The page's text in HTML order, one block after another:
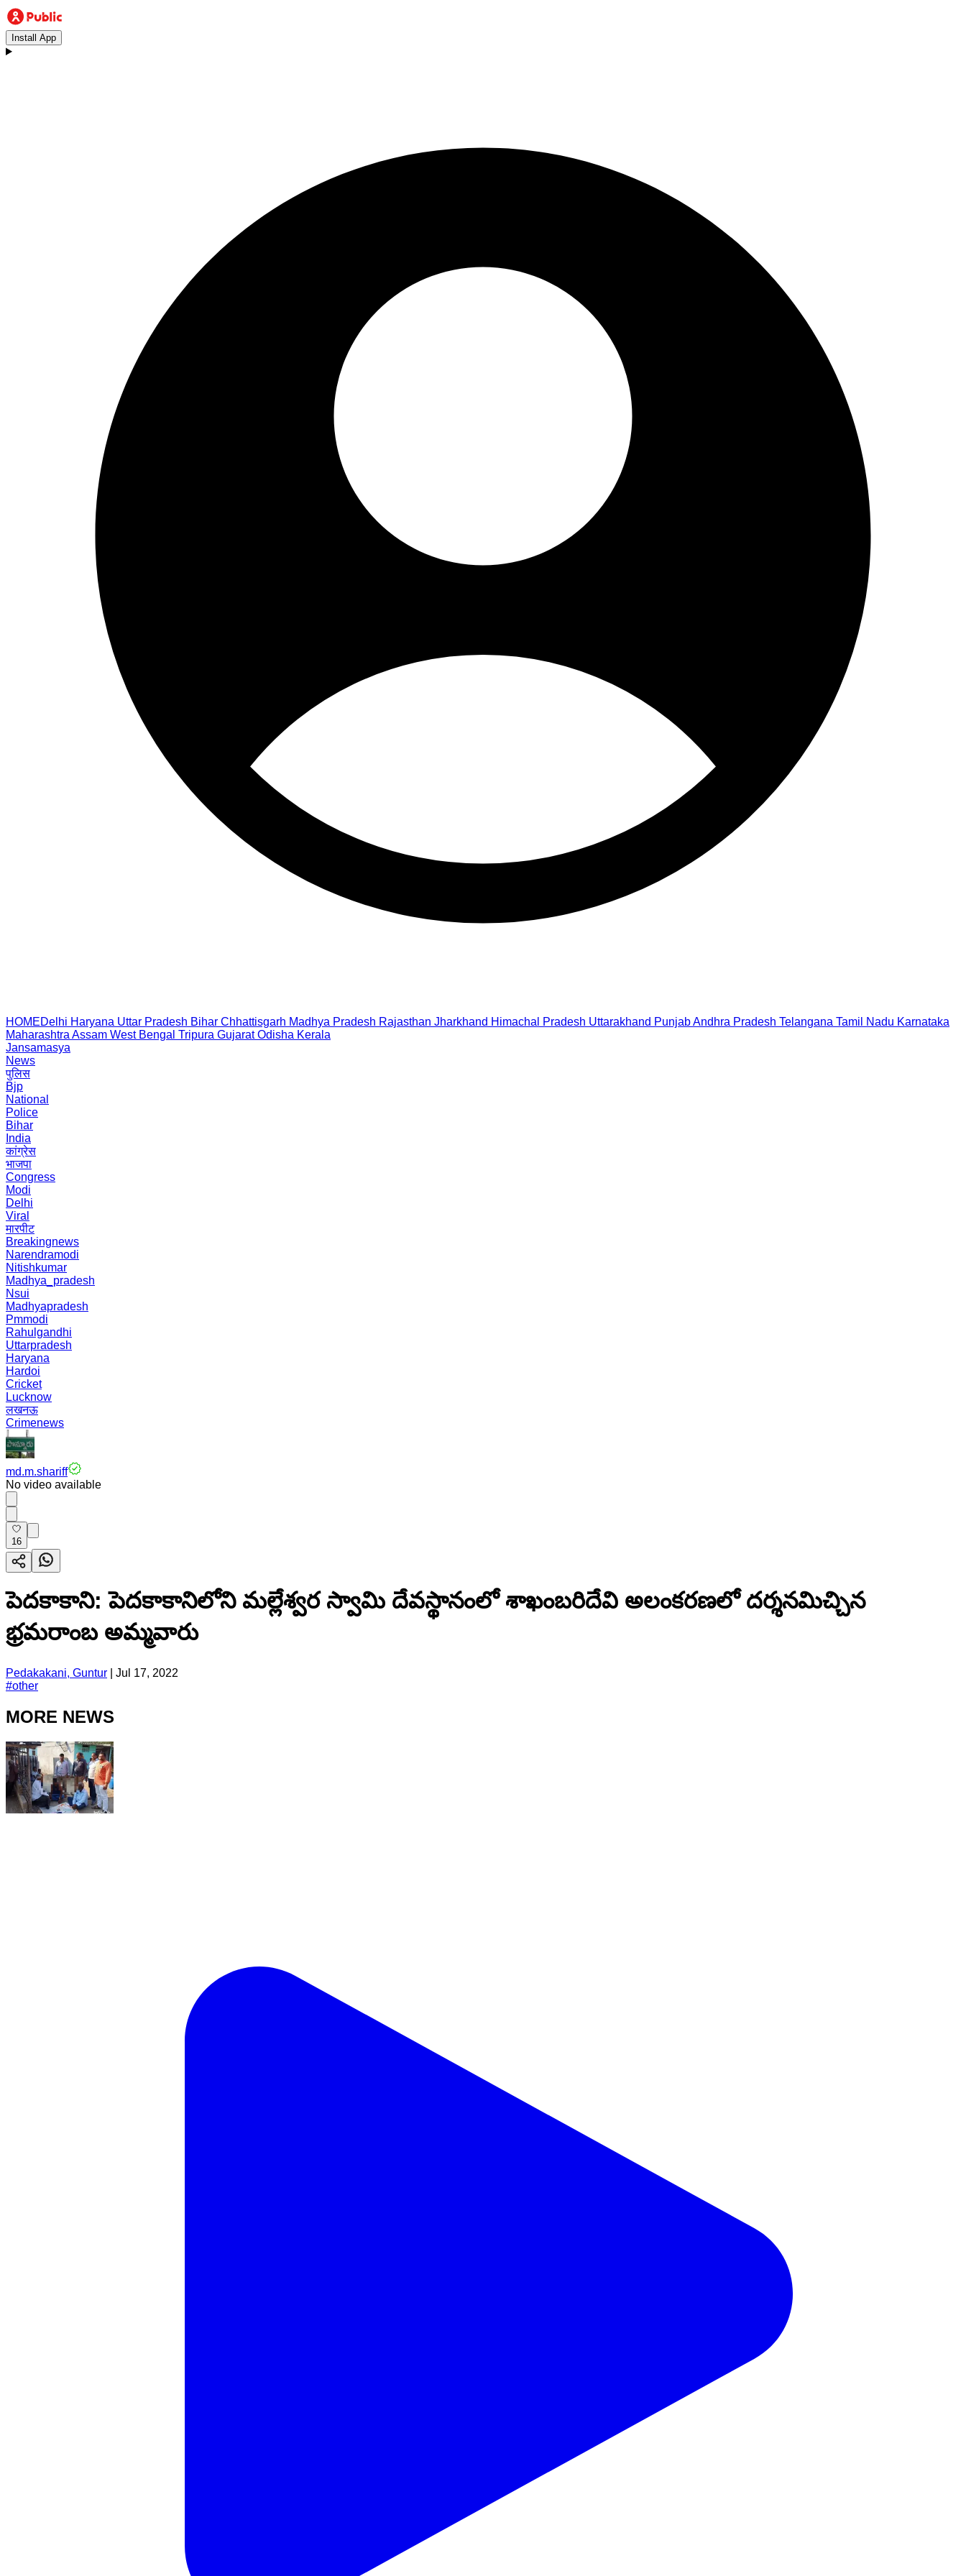
Install App
HOMEDelhi Haryana Uttar Pradesh Bihar Chhattisgarh Madhya Pradesh Rajasthan Jharkhand Himachal Pradesh Uttarakhand PunjabAndhra Pradesh Telangana Tamil Nadu Karnataka
Maharashtra Assam West Bengal Tripura Gujarat Odisha Kerala
Jansamasya
News
पुलिस
Bjp
National
Police
Bihar
India
कांग्रेस
भाजपा
Congress
Modi
Delhi
Viral
मारपीट
Breakingnews
Narendramodi
Nitishkumar
Madhya_pradesh
Nsui
Madhyapradesh
Pmmodi
Rahulgandhi
Uttarpradesh
Haryana
Hardoi
Cricket
Lucknow
लखनऊ
Crimenews
md.m.shariff
No video available
16
పెదకాకాని: పెదకాకానిలోని మల్లేశ్వర స్వామి దేవస్థానంలో శాఖంబరిదేవి అలంకరణలో దర్శనమిచ్చిన
భ్రమరాంబ అమ్మవారు
Pedakakani, Guntur
Jul 17, 2022
#other
MORE NEWS